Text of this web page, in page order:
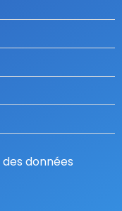
données